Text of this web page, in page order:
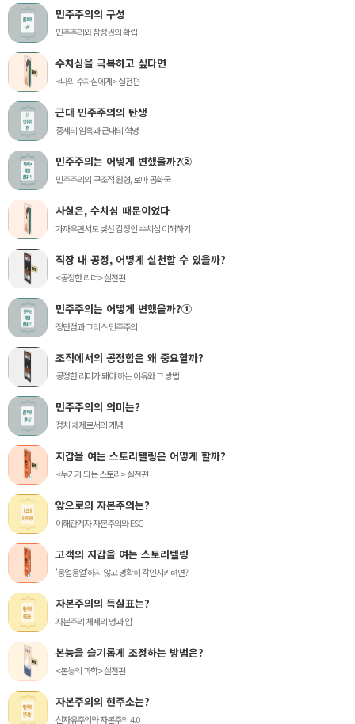
민주주의의 구성
민주주의와 참정권의 확립
수치심을 극복하고 싶다면
<나의 수치심에게> 실전편
근대 민주주의의 탄생
중세의 암흑과 근대의 혁명
민주주의는 어떻게 변했을까?②
민주주의의 구조적 원형, 로마 공화국
사실은, 수치심 때문이었다
가까우면서도 낯선 감정인 수치심 이해하기
직장 내 공정, 어떻게 실천할 수 있을까?
<공정한 리더> 실전편
민주주의는 어떻게 변했을까?①
장단점과 그리스 민주주의
조직에서의 공정함은 왜 중요할까?
공정한 리더가 돼야 하는 이유와 그 방법
민주주의의 의미는?
정치 체제로서의 개념
지갑을 여는 스토리텔링은 어떻게 할까?
<무기가 되는 스토리> 실전편
앞으로의 자본주의는?
이해관계자 자본주의와 ESG
고객의 지갑을 여는 스토리텔링
'웅얼웅얼'하지 않고 명확히 각인시키려면?
자본주의의 득실표는?
자본주의 체제의 명과 암
본능을 슬기롭게 조정하는 방법은?
<본능의 과학> 실전편
자본주의의 현주소는?
신자유주의와 자본주의 4.0